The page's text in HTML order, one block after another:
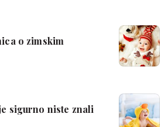
o zimskim
sigurno niste znali